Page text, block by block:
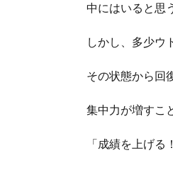
中にはいると思
しかし、多少ウ
その状態から回
集中力が増すこ
「成績を上げ